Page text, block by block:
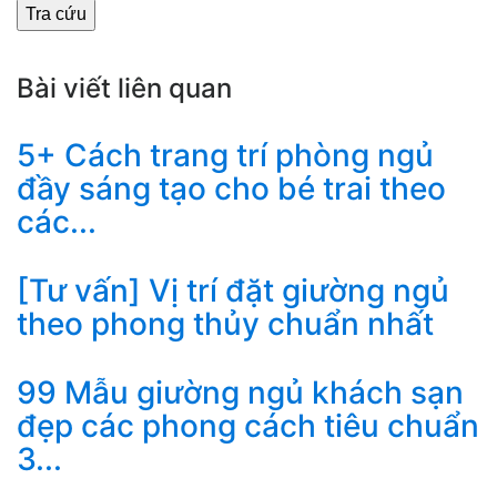
Bài viết liên quan
5+ Cách trang trí phòng ngủ
đầy sáng tạo cho bé trai theo
các...
[Tư vấn] Vị trí đặt giường ngủ
theo phong thủy chuẩn nhất
99 Mẫu giường ngủ khách sạn
đẹp các phong cách tiêu chuẩn
3...